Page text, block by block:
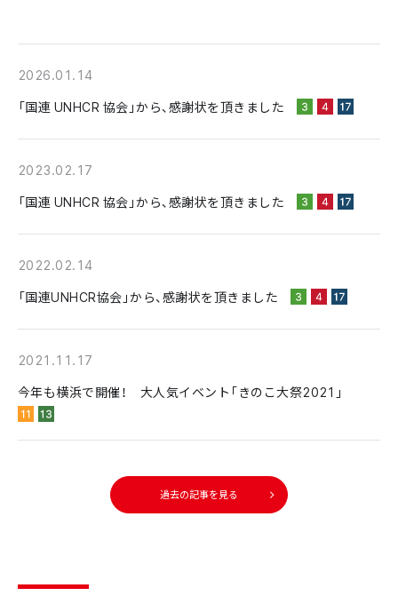
2026.01.14
「国連 UNHCR 協会」から、感謝状を頂きました
2023.02.17
「国連 UNHCR 協会」から、感謝状を頂きました
2022.02.14
「国連UNHCR協会」から、感謝状を頂きました
2021.11.17
今年も横浜で開催！ 大人気イベント「きのこ大祭2021」
過去の記事を見る